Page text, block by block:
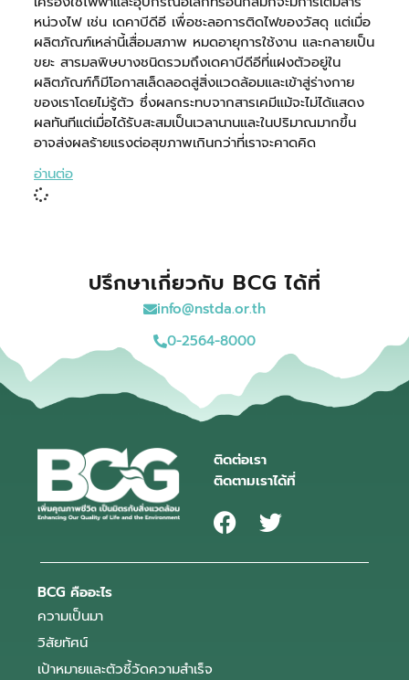
หน่วงไฟ เช่น เดคาบีดีอี เพื่อชะลอการติดไฟของวัสดุ แต่เมื่อ
ผลิตภัณฑ์เหล่านี้เสื่อมสภาพ หมดอายุการใช้งาน และกลายเป็น
ขยะ สารมลพิษบางชนิดรวมถึงเดคาบีดีอีที่แฝงตัวอยู่ใน
ผลิตภัณฑ์ก็มีโอกาสเล็ดลอดสู่สิ่งแวดล้อมและเข้าสู่ร่างกาย
ของเราโดยไม่รู้ตัว ซึ่งผลกระทบจากสารเคมีแม้จะไม่ได้แสดง
ผลทันทีแต่เมื่อได้รับสะสมเป็นเวลานานและในปริมาณมากขึ้น
อาจส่งผลร้ายแรงต่อสุขภาพเกินกว่าที่เราจะคาดคิด
อ่านต่อ
ปรึกษาเกี่ยวกับ BCG ได้ที่
info@nstda.or.th
0-2564-8000
ติดต่อเรา
ติดตามเราได้ที่
BCG คืออะไร
ความเป็นมา
วิสัยทัศน์
เป้าหมายและตัวชี้วัดความสำเร็จ